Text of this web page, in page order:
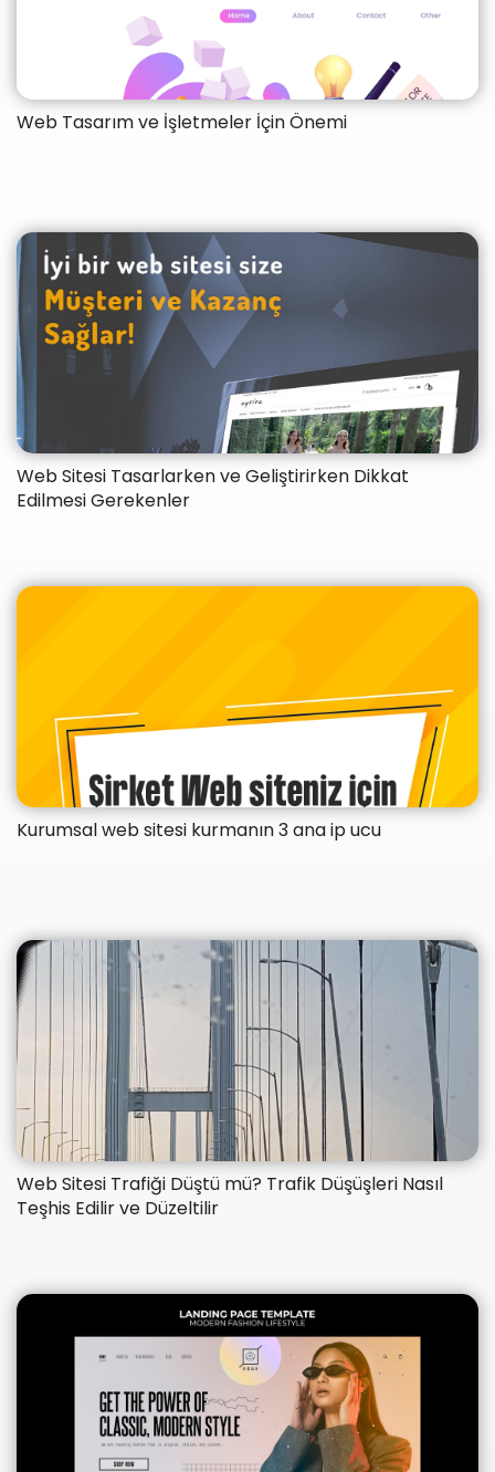
Web Tasarım ve İşletmeler İçin Önemi
Web Sitesi Tasarlarken ve Geliştirirken Dikkat
Edilmesi Gerekenler
Kurumsal web sitesi kurmanın 3 ana ip ucu
​Web Sitesi Trafiği Düştü mü? Trafik Düşüşleri Nasıl
Teşhis Edilir ve Düzeltilir